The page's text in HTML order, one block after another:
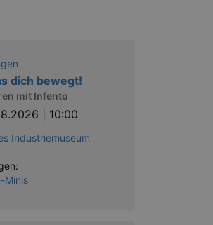
dich bewegt!
mit Infento
| 10:00
Industriemuseum
Minis